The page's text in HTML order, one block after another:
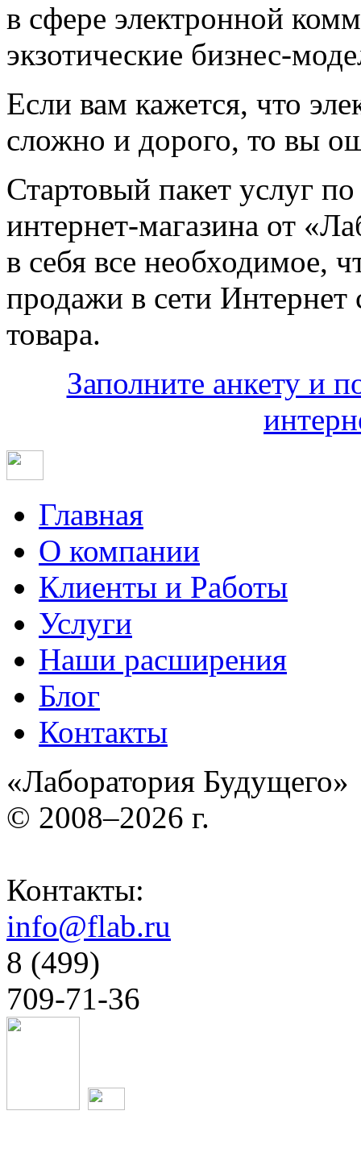
в сфере электронной
экзотические бизнес-
Если вам кажется, что
сложно и дорого, то вы
Стартовый пакет услуг
интернет-магазина от
в себя все необходимое,
продажи в сети
товара.
Заполните анкету и
Главная
О компании
Клиенты и Работы
Услуги
Наши расширения
Блог
Контакты
«Лаборатория Будущего»
© 2008–2026 г.
Контакты:
info@flab.ru
8 (499)
709-71-36